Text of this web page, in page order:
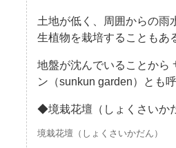
土地が低く、周囲からの雨
生植物を栽培することもあ
地盤が沈んでいることから
ン（sunkun garden）とも呼
◆境栽花壇（しょくさいか
境栽花壇（しょくさいかだん）